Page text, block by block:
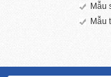
Mẫu
Mẫu